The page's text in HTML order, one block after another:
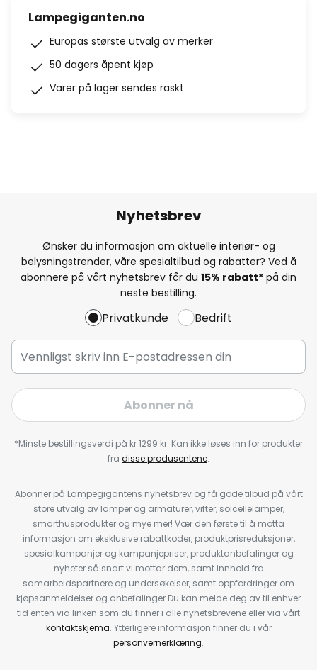
Lampegiganten.no
Europas største utvalg av merker
50 dagers åpent kjøp
Varer på lager sendes raskt
Nyhetsbrev
Ønsker du informasjon om aktuelle interiør- og
belysningstrender, våre spesialtilbud og rabatter? Ved å
abonnere på vårt nyhetsbrev får du 15% rabatt* på din
neste bestilling.
Privatkunde Bedrift
Abonner nå
*Minste bestillingsverdi på kr 1299 kr. Kan ikke løses inn for produkter
fra disse produsentene.
Abonner på Lampegigantens nyhetsbrev og få gode tilbud på vårt
store utvalg av lamper og armaturer, vifter, solcellelamper,
smarthusprodukter og mye mer! Vær den første til å motta
informasjon om eksklusive rabattkoder, produktprisreduksjoner,
spesialkampanjer og kampanjepriser, produktanbefalinger og
nyheter så snart vi mottar dem, samt innhold fra
samarbeidspartnere og undersøkelser, samt oppfordringer om
kjøpsanmeldelser og anbefalinger.Du kan melde deg av til enhver
tid enten via linken som du finner i alle nyhetsbrevene eller via vårt
kontaktskjema. Ytterligere informasjon finner du i vår
personvernerklæring.